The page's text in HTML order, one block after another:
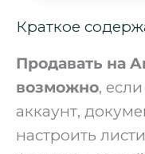
Краткое
Продавать на
возможно,
аккаунт,
настроить